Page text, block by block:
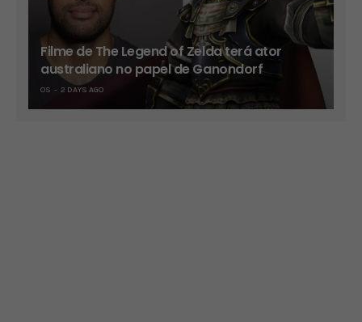
Filme de The Legend of Zelda terá ator
australiano no papel de Ganondorf
OS 2 DAYS AGO